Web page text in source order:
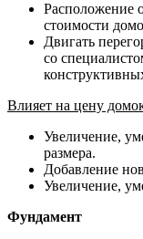
Расположение
стоимости
Двигать
со
Влияет на цену
Увеличение,
размера.
Добавление
Увеличение,
Фундамент